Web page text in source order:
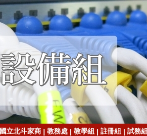
國立北斗家商 | 教務處 | 教學組 | 註冊組 | 試務組